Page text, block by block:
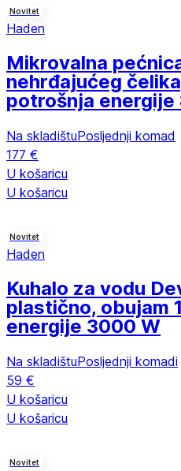
Novitet
Haden
Mikrovalna
nehrđajućeg
potrošnja energije
Na skladištuPosljednji komad
177 €
U košaricu
U košaricu
Novitet
Haden
Kuhalo za vodu
plastično, obujam
energije 3000 W
Na skladištuPosljednji komadi
59 €
U košaricu
U košaricu
Novitet